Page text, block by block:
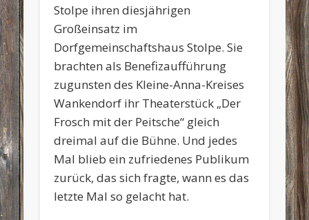
Stolpe ihren diesjährigen
Großeinsatz im
Dorfgemeinschaftshaus Stolpe. Sie
brachten als Benefizaufführung
zugunsten des Kleine-Anna-Kreises
Wankendorf ihr Theaterstück „Der
Frosch mit der Peitsche“ gleich
dreimal auf die Bühne. Und jedes
Mal blieb ein zufriedenes Publikum
zurück, das sich fragte, wann es das
letzte Mal so gelacht hat.